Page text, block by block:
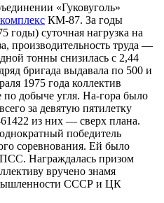
«Гуковуголь»
КМ-87. За годы
годы) суточная нагрузка на
производительность труда —
тонны снизилась с 2,44
бригада выдавала по 500 и
1975 года коллектив
по добыче угля. На-гора было
за девятую пятилетку
из них — сверх плана.
победитель
соревнования. Ей было
Награждалась призом
вручено знамя
СССР и ЦК